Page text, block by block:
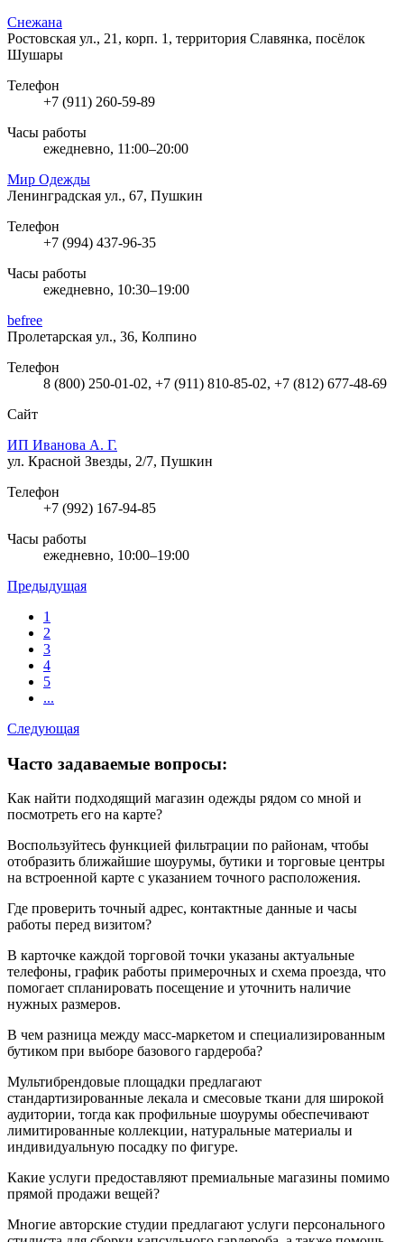
Снежана
Ростовская ул., 21, корп. 1, территория Славянка, посёлок
Шушары
Телефон
+7 (911) 260-59-89
Часы работы
ежедневно, 11:00–20:00
Мир Одежды
Ленинградская ул., 67, Пушкин
Телефон
+7 (994) 437-96-35
Часы работы
ежедневно, 10:30–19:00
befree
Пролетарская ул., 36, Колпино
Телефон
8 (800) 250-01-02, +7 (911) 810-85-02, +7 (812) 677-48-69
Сайт
ИП Иванова А. Г.
ул. Красной Звезды, 2/7, Пушкин
Телефон
+7 (992) 167-94-85
Часы работы
ежедневно, 10:00–19:00
Предыдущая
1
2
3
4
5
...
Следующая
Часто задаваемые вопросы:
Как найти подходящий магазин одежды рядом со мной и
посмотреть его на карте?
Воспользуйтесь функцией фильтрации по районам, чтобы
отобразить ближайшие шоурумы, бутики и торговые центры
на встроенной карте с указанием точного расположения.
Где проверить точный адрес, контактные данные и часы
работы перед визитом?
В карточке каждой торговой точки указаны актуальные
телефоны, график работы примерочных и схема проезда, что
помогает спланировать посещение и уточнить наличие
нужных размеров.
В чем разница между масс-маркетом и специализированным
бутиком при выборе базового гардероба?
Мультибрендовые площадки предлагают
стандартизированные лекала и смесовые ткани для широкой
аудитории, тогда как профильные шоурумы обеспечивают
лимитированные коллекции, натуральные материалы и
индивидуальную посадку по фигуре.
Какие услуги предоставляют премиальные магазины помимо
прямой продажи вещей?
Многие авторские студии предлагают услуги персонального